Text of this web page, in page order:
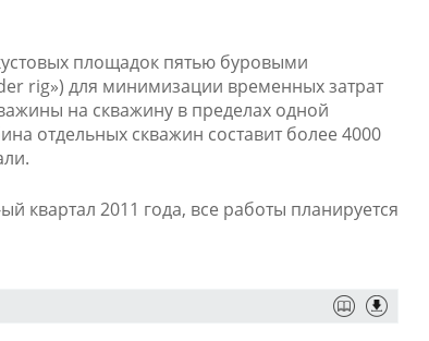
площадок пятью буровыми
rig») для минимизации временных затрат
на скважину в пределах одной
отдельных скважин составит более 4000
квартал 2011 года, все работы планируется